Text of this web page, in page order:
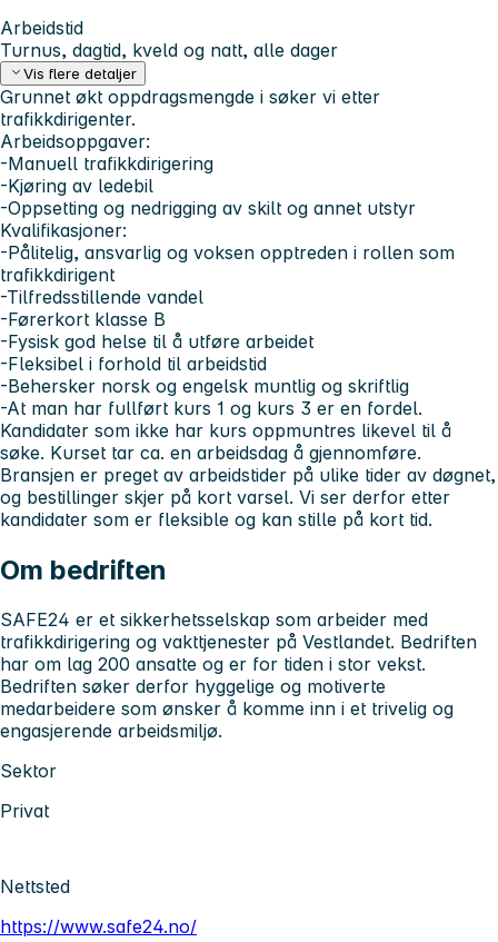
Arbeidstid
Turnus, dagtid, kveld og natt, alle dager
Vis flere detaljer
Grunnet økt oppdragsmengde i søker vi etter
trafikkdirigenter.
Arbeidsoppgaver:
-Manuell trafikkdirigering
-Kjøring av ledebil
-Oppsetting og nedrigging av skilt og annet utstyr
Kvalifikasjoner:
-Pålitelig, ansvarlig og voksen opptreden i rollen som
trafikkdirigent
-Tilfredsstillende vandel
-Førerkort klasse B
-Fysisk god helse til å utføre arbeidet
-Fleksibel i forhold til arbeidstid
-Behersker norsk og engelsk muntlig og skriftlig
-At man har fullført kurs 1 og kurs 3 er en fordel.
Kandidater som ikke har kurs oppmuntres likevel til å
søke. Kurset tar ca. en arbeidsdag å gjennomføre.
Bransjen er preget av arbeidstider på ulike tider av døgnet,
og bestillinger skjer på kort varsel. Vi ser derfor etter
kandidater som er fleksible og kan stille på kort tid.
Om bedriften
SAFE24 er et sikkerhetsselskap som arbeider med
trafikkdirigering og vakttjenester på Vestlandet. Bedriften
har om lag 200 ansatte og er for tiden i stor vekst.
Bedriften søker derfor hyggelige og motiverte
medarbeidere som ønsker å komme inn i et trivelig og
engasjerende arbeidsmiljø.
Sektor
Privat
Nettsted
https://www.safe24.no/